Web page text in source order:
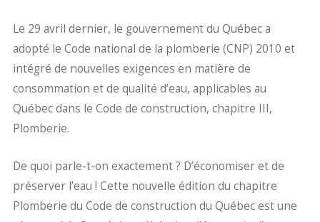
Le 29 avril dernier, le gouvernement du Québec a
adopté le Code national de la plomberie (CNP) 2010 et
intégré de nouvelles exigences en matière de
consommation et de qualité d’eau, applicables au
Québec dans le Code de construction, chapitre III,
Plomberie.
De quoi parle-t-on exactement ? D’économiser et de
préserver l’eau ! Cette nouvelle édition du chapitre
Plomberie du Code de construction du Québec est une